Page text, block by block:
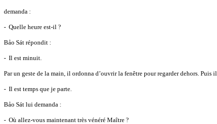
demanda :
- Quelle heure est-il ?
Bảo Sát répondit :
- Il est minuit.
Par un geste de la main, il ordonna d’ouvrir la fenêtre pour regarder dehors. Puis
- Il est temps que je parte.
Bảo Sát lui demanda :
- Où allez-vous maintenant très vénéré Maître ?